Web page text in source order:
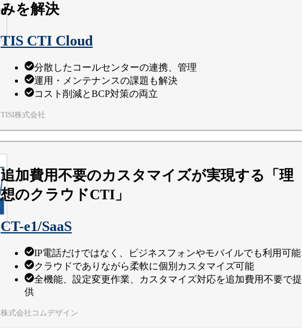
みを解決
TIS CTI Cloud
分散したコールセンターの連携、管理
運用・メンテナンスの課題も解決
コスト削減とBCP対策の両立
TISI株式会社
追加費用不要のカスタマイズが実現する「理
想のクラウドCTI」
CT-e1/SaaS
IP電話だけではなく、ビジネスフォンやモバイルでも利用可能
クラウドでありながら柔軟に個別カスタマイズ可能
全機能、設定変更作業、カスタマイズ対応を追加費用不要で提
供
株式会社コムデザイン